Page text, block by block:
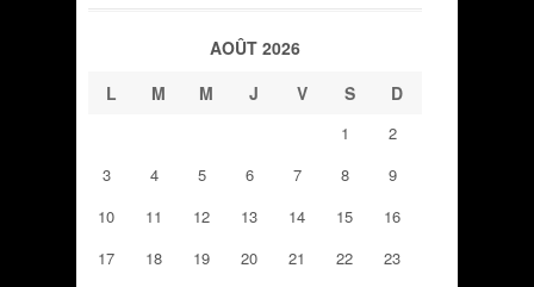
AOÛT 2026
L
M M J V S D
1
2
3
4 5 6 7 8
9
10
11 12 13 14 15
16
17
18 19 20 21 22
23